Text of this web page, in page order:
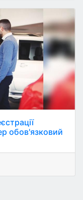
обов'язковий